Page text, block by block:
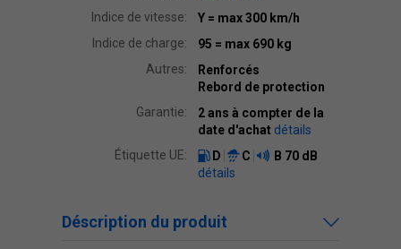
Indice de vitesse:
Y = max 300 km/h
Indice de charge:
95 = max 690 kg
Autres:
Renforcés
Rebord de protection
Garantie:
2 ans à compter de la
date d'achat détails
Étiquette UE:
D C B 70 dB
détails
Déscription du produit